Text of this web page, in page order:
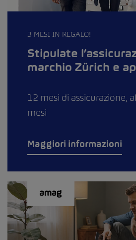
3 MESI IN REGALO!
Stipulate
marchio Zürich e
12 mesi di assicurazione,
mesi
Maggiori informazioni